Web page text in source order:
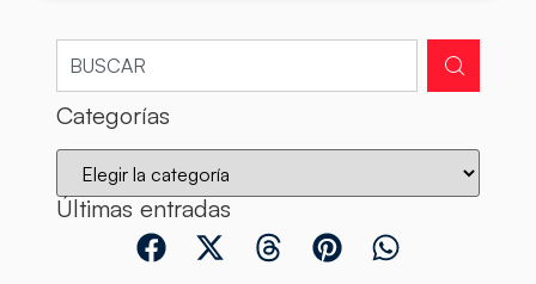
Categorías
Últimas entradas